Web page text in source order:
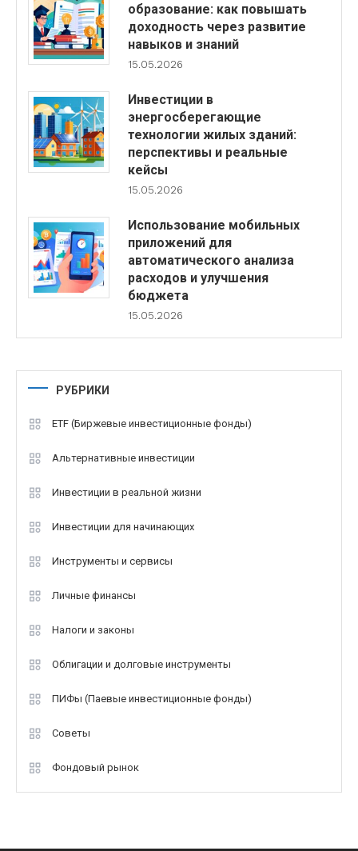
образование: как повышать
доходность через развитие
навыков и знаний
15.05.2026
Инвестиции в
энергосберегающие
технологии жилых зданий:
перспективы и реальные
кейсы
15.05.2026
Использование мобильных
приложений для
автоматического анализа
расходов и улучшения
бюджета
15.05.2026
РУБРИКИ
ETF (Биржевые инвестиционные фонды)
Альтернативные инвестиции
Инвестиции в реальной жизни
Инвестиции для начинающих
Инструменты и сервисы
Личные финансы
Налоги и законы
Облигации и долговые инструменты
ПИФы (Паевые инвестиционные фонды)
Советы
Фондовый рынок